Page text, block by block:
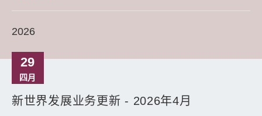
2026
29
四月
新世界发展业务更新 - 2026年4月